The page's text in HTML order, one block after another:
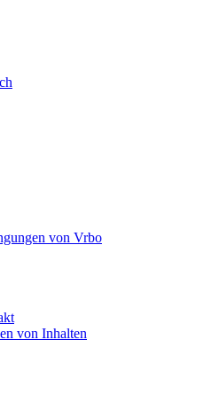
von Vrbo
von Inhalten